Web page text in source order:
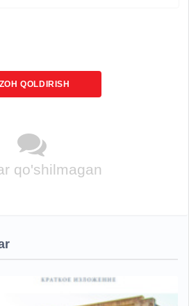
IZOH QOLDIRISH
qo'shilmagan